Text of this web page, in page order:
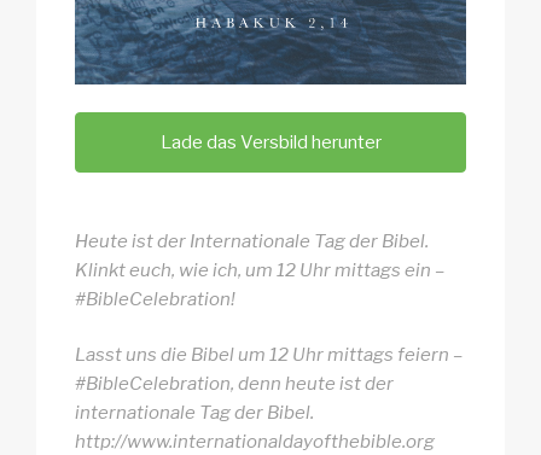
Lade das Versbild herunter
Heute ist der Internationale Tag der Bibel.
Klinkt euch, wie ich, um 12 Uhr mittags ein –
#BibleCelebration!
Lasst uns die Bibel um 12 Uhr mittags feiern –
#BibleCelebration, denn heute ist der
internationale Tag der Bibel.
http://www.internationaldayofthebible.org